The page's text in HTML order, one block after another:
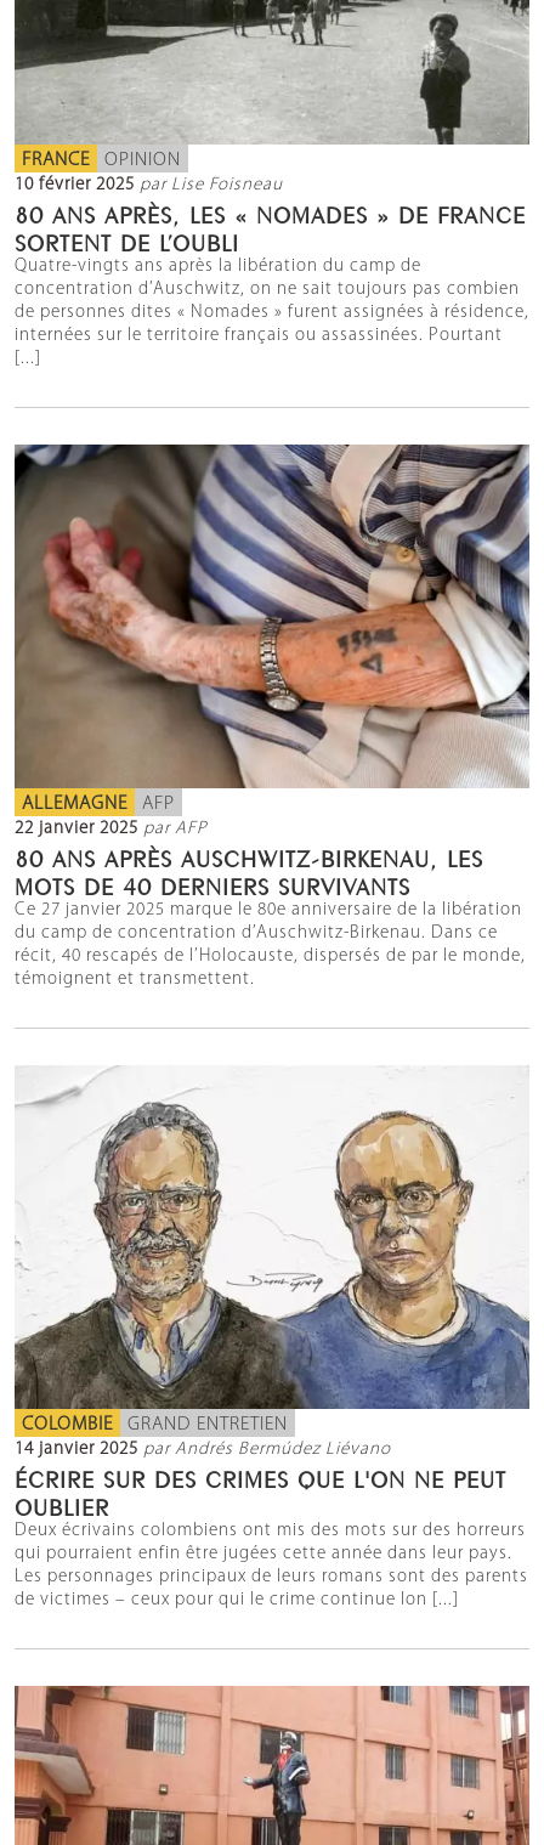
FRANCE OPINION
10 février 2025 par Lise Foisneau
80 ANS APRÈS, LES « NOMADES » DE FRANCE
SORTENT DE L’OUBLI
Quatre-vingts ans après la libération du camp de
concentration d’Auschwitz, on ne sait toujours pas combien
de personnes dites « Nomades » furent assignées à résidence,
internées sur le territoire français ou assassinées. Pourtant
[...]
ALLEMAGNE AFP
22 janvier 2025 par AFP
80 ANS APRÈS AUSCHWITZ-BIRKENAU, LES
MOTS DE 40 DERNIERS SURVIVANTS
Ce 27 janvier 2025 marque le 80e anniversaire de la libération
du camp de concentration d’Auschwitz-Birkenau. Dans ce
récit, 40 rescapés de l’Holocauste, dispersés de par le monde,
témoignent et transmettent.
COLOMBIE GRAND ENTRETIEN
14 janvier 2025 par Andrés Bermúdez Liévano
ÉCRIRE SUR DES CRIMES QUE L'ON NE PEUT
OUBLIER
Deux écrivains colombiens ont mis des mots sur des horreurs
qui pourraient enfin être jugées cette année dans leur pays.
Les personnages principaux de leurs romans sont des parents
de victimes – ceux pour qui le crime continue lon [...]